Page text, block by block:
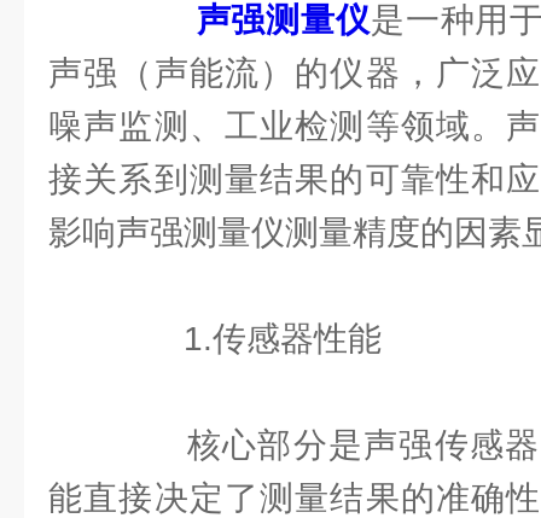
声强测量仪是一种用
声强（声能流）的仪器，广泛
噪声监测、工业检测等领域。
接关系到测量结果的可靠性和
影响声强测量仪测量精度的因素
1.传感器性能
核心部分是声强传感器
能直接决定了测量结果的准确